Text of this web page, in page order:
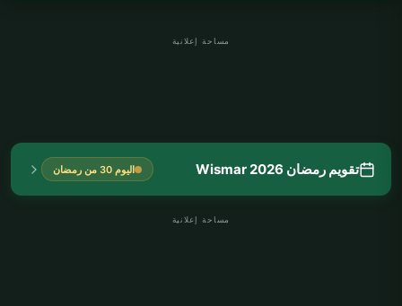
مساحة إعلانية
تقويم رمضان Wismar 2026 اليوم 30 من رمضان
مساحة إعلانية